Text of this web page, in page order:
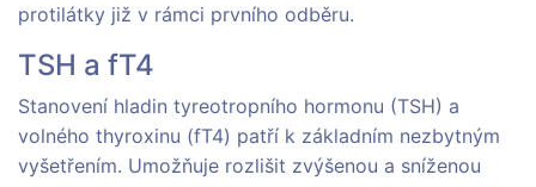
protilátky již v rámci prvního odběru.
TSH a fT4
Stanovení hladin tyreotropního hormonu (TSH) a
volného thyroxinu (fT4) patří k základním nezbytným
vyšetřením. Umožňuje rozlišit zvýšenou a sníženou